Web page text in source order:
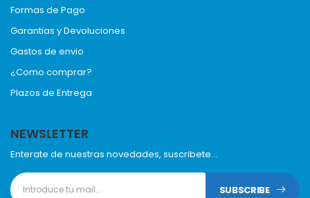
Formas de Pago
Garantias y Devoluciones
Gastos de envio
¿Como comprar?
Plazos de Entrega
NEWSLETTER
Enterate de nuestras novedades, suscribete...
SUBSCRIBE